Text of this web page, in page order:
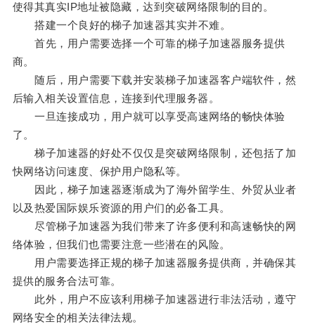
使得其真实IP地址被隐藏，达到突破网络限制的目的。
搭建一个良好的梯子加速器其实并不难。
首先，用户需要选择一个可靠的梯子加速器服务提供
商。
随后，用户需要下载并安装梯子加速器客户端软件，然
后输入相关设置信息，连接到代理服务器。
一旦连接成功，用户就可以享受高速网络的畅快体验
了。
梯子加速器的好处不仅仅是突破网络限制，还包括了加
快网络访问速度、保护用户隐私等。
因此，梯子加速器逐渐成为了海外留学生、外贸从业者
以及热爱国际娱乐资源的用户们的必备工具。
尽管梯子加速器为我们带来了许多便利和高速畅快的网
络体验，但我们也需要注意一些潜在的风险。
用户需要选择正规的梯子加速器服务提供商，并确保其
提供的服务合法可靠。
此外，用户不应该利用梯子加速器进行非法活动，遵守
网络安全的相关法律法规。